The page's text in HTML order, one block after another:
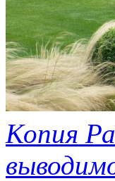
Копия